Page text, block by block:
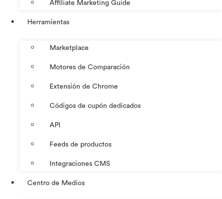
Affiliate Marketing Guide
Herramientas
Marketplace
Motores de Comparación
Extensión de Chrome
Códigos de cupón dedicados
API
Feeds de productos
Integraciones CMS
Centro de Medios